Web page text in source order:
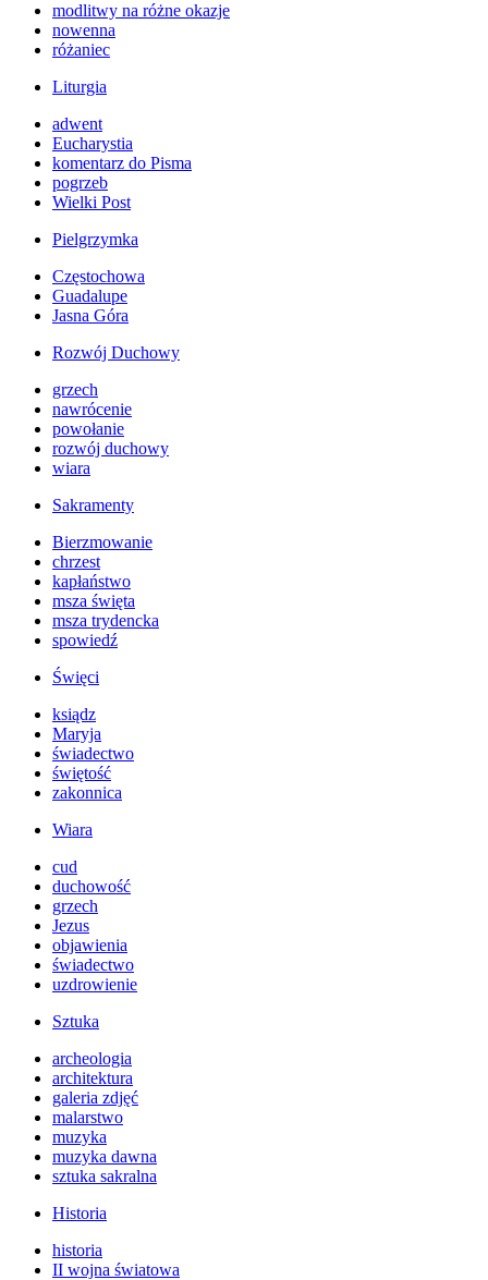
modlitwy na różne okazje
nowenna
różaniec
Liturgia
adwent
Eucharystia
komentarz do Pisma
pogrzeb
Wielki Post
Pielgrzymka
Częstochowa
Guadalupe
Jasna Góra
Rozwój Duchowy
grzech
nawrócenie
powołanie
rozwój duchowy
wiara
Sakramenty
Bierzmowanie
chrzest
kapłaństwo
msza święta
msza trydencka
spowiedź
Święci
ksiądz
Maryja
świadectwo
świętość
zakonnica
Wiara
cud
duchowość
grzech
Jezus
objawienia
świadectwo
uzdrowienie
Sztuka
archeologia
architektura
galeria zdjęć
malarstwo
muzyka
muzyka dawna
sztuka sakralna
Historia
historia
II wojna światowa